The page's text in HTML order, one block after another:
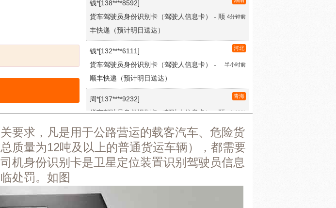
丰快递（预计明日送达）
钱*[132****6111]
半小时前
货车驾驶员身份识别卡（驾驶人信息卡） -
顺丰快递（预计明日送达）
周*[137****9232]
3分钟前
货车驾驶员身份识别卡（驾驶人信息卡） - 顺
丰快递（预计明日送达）
王*[138****7169]
3分钟前
货车驾驶员身份识别卡（驾驶人信息卡） - 顺
丰快递（预计明日送达）
1分钟前
货车驾驶员身份识别卡（驾驶人信息卡） - 顺
丰快递（预计明日送达）
要求，凡是用于公路营运的载客汽车、危险货
质量为12吨及以上的普通货运车辆），都需要
机身份识别卡是卫星定位装置识别驾驶员信息
处罚。如图